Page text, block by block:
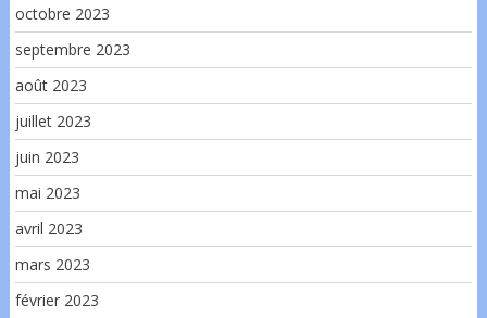
octobre 2023
septembre 2023
août 2023
juillet 2023
juin 2023
mai 2023
avril 2023
mars 2023
février 2023